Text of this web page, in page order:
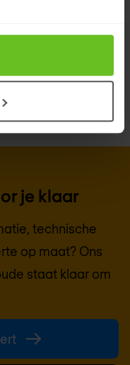
van de
je klaar
technische
op maat? Ons
staat klaar om